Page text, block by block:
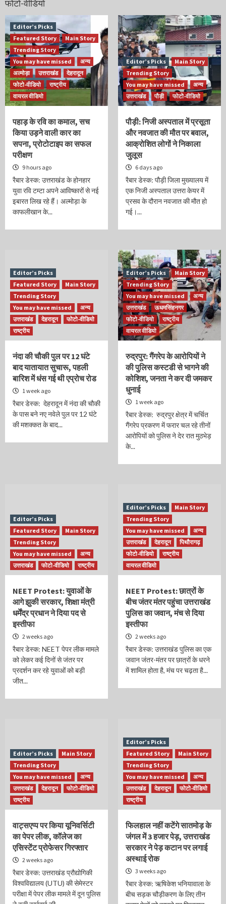
फोटो-वीडियो
Editor’s Picks
Featured Story
Main Story
Trending Story
You may have missed
अन्य
अल्मोड़ा
उत्तराखंड
देहरादून
फोटो-वीडियो
राष्ट्रीय
वायरल वीडियो
पहाड़ के रवि का कमाल, सच
किया उड़ने वाली कार का
सपना, प्रोटोटाइप का सफल
परीक्षण
9 hours ago
रैबार डेस्क: उत्तराखंड के होनहार
युवा रवि टम्टा अपने आविष्कारों से नई
इबारत लिख रहे हैं। अल्मोड़ा के
काफलीखान के...
Editor’s Picks
Main Story
Trending Story
You may have missed
अन्य
उत्तराखंड
पौड़ी फोटो-वीडियो
पौड़ी: निजी अस्पताल में प्रसूता
और नवजात की मौत पर बवाल,
आक्रोशित लोगों ने निकाला
जुलूस
6 days ago
रैबार डेस्क: पौड़ी जिला मुख्यालय में
एक निजी अस्पताल उत्तरा केयर में
प्रसव के दौरान नवजात की मौत हो
गई।...
Editor’s Picks
Featured Story
Main Story
Trending Story
You may have missed
अन्य
उत्तराखंड
देहरादून
फोटो-वीडियो
राष्ट्रीय
नंदा की चौकी पुल पर 12 घंटे
बाद यातायात सुचारू, पहली
बारिश में धंस गई थी एप्रोच रोड
1 week ago
रैबार डेस्क: देहरादून में नंदा की चौकी
के पास बने नए नवेले पुल पर 12 घंटे
की मशक्कत के बाद...
Editor’s Picks
Main Story
Trending Story
You may have missed
अन्य
उत्तराखंड
ऊधमसिंहनगर
फोटो-वीडियो
राष्ट्रीय
वायरल वीडियो
रुद्रपुर: गैंगरेप के आरोपियों ने
की पुलिस कस्टडी से भागने की
कोशिश, जनता ने कर दी जमकर
धुनाई
1 week ago
रैबार डेस्क: रुद्रपुर क्षेत्र में चर्चित
गैंगरेप प्रकरण में फरार चल रहे तीनों
आरोपियों को पुलिस ने देर रात मुठभेड़
के...
Editor’s Picks
Featured Story
Main Story
Trending Story
You may have missed
अन्य
उत्तराखंड
फोटो-वीडियो राष्ट्रीय
NEET Protest: युवाओं के
आगे झुकी सरकार, शिक्षा मंत्री
धर्मेंद्र प्रधान ने दिया पद से
इस्तीफा
2 weeks ago
रैबार डेस्क: NEET पेपर लीक मामले
को लेकर कई दिनों से जंतर पर
प्रदर्शन कर रहे युवाओं को बड़ी
जीत...
Editor’s Picks
Main Story
Trending Story
You may have missed
अन्य
उत्तराखंड
देहरादून
पिथौरागढ़
फोटो-वीडियो
राष्ट्रीय
वायरल वीडियो
NEET Protest: छात्रों के
बीच जंतर मंतर पहुंचा उत्तराखंड
पुलिस का जवान, मंच से दिया
इस्तीफा
2 weeks ago
रैबार डेस्क: उत्तराखंड पुलिस का एक
जवान जंतर-मंतर पर छात्रों के धरने
में शामिल होता है, मंच पर चढ़ता है...
Editor’s Picks
Main Story
Trending Story
You may have missed
अन्य
उत्तराखंड
देहरादून
फोटो-वीडियो
राष्ट्रीय
वाट्सएप्प पर किया यूनिवर्सिटी
का पेपर लीक, कॉलेज का
एसिस्टेंट प्रोफेसर गिरफ्तार
2 weeks ago
रैबार डेस्क: उत्तराखंड प्रौद्योगिकी
विश्वविद्यालय (UTU) की सेमेस्टर
परीक्षा में पेपर लीक मामले में दून पुलिस
Editor’s Picks
Featured Story
Main Story
Trending Story
You may have missed
अन्य
उत्तराखंड
देहरादून
फोटो-वीडियो
राष्ट्रीय
फिलहाल नहीं कटेंगे सातमोड़ के
जंगल में 3 हजार पेड़, उत्तराखंड
सरकार ने पेड़ कटान पर लगाई
अस्थाई रोक
3 weeks ago
रैबार डेस्क: ऋषिकेश भनियावाला के
बीच सड़क चौड़ीकरण के लिए तीन